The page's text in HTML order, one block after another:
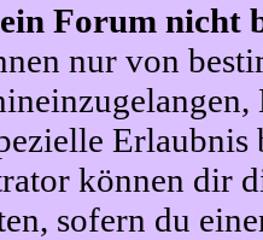
Forum nicht
nur von
können dir
sofern du